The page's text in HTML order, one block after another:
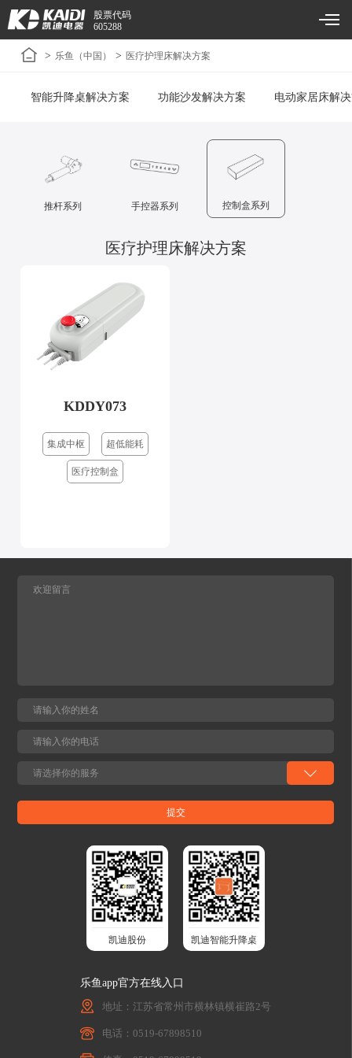
股票代码
605288
> 乐鱼（中国） > 医疗护理床解决方案
智能升降桌解决方案 功能沙发解决方案 电动家居床解
推杆系列 手控器系列 控制盒系列
医疗护理床解决方案
KDDY073
集成中枢 超低能耗
医疗控制盒
凯迪股份 凯迪智能升降桌
乐鱼app官方在线入口
地址：江苏省常州市横林镇横崔路2号
电话：0519-67898510